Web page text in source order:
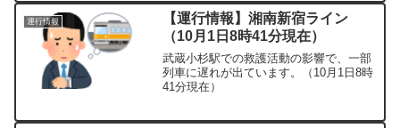
運行情報
【運行情報】湘南新宿ライン
（10月1日8時41分現在）
武蔵小杉駅での救護活動の影響で、一部
列車に遅れが出ています。（10月1日8時
41分現在）